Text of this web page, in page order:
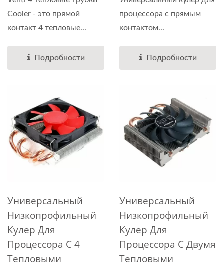
Cooler - это прямой
контакт 4 тепловые...
Подробности
процессора с прямым
контактом...
Подробности
Универсальный
Низкопрофильный
Кулер Для
Процессора С 4
Тепловыми
Универсальный
Низкопрофильный
Кулер Для
Процессора С Двумя
Тепловыми